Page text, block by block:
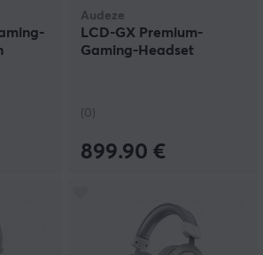
Audeze
LCD-GX Premium-
Gaming-Headset
(0)
899.90 €